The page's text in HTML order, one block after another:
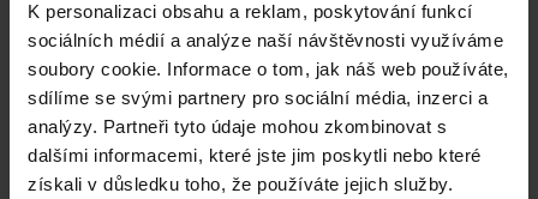
K personalizaci obsahu a reklam, poskytování funkcí
sociálních médií a analýze naší návštěvnosti využíváme
soubory cookie. Informace o tom, jak náš web používáte,
sdílíme se svými partnery pro sociální média, inzerci a
analýzy. Partneři tyto údaje mohou zkombinovat s
dalšími informacemi, které jste jim poskytli nebo které
získali v důsledku toho, že používáte jejich služby.
199 CZK